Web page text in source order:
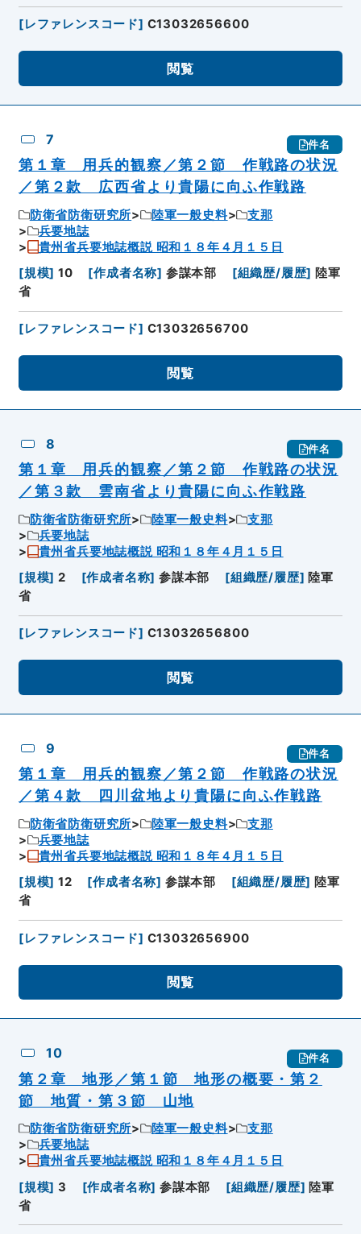
[レファレンスコード] C13032656600
閲覧
7 件名
第１章 用兵的観察／第２節 作戦路の状況
／第２款 広西省より貴陽に向ふ作戦路
防衛省防衛研究所 陸軍一般史料
支那
兵要地誌
貴州省兵要地誌概説 昭和１８年４月１５日
[規模] 10 [作成者名称] 参謀本部 [組織歴/履歴] 陸軍
省
[レファレンスコード] C13032656700
閲覧
8 件名
第１章 用兵的観察／第２節 作戦路の状況
／第３款 雲南省より貴陽に向ふ作戦路
防衛省防衛研究所 陸軍一般史料
支那
兵要地誌
貴州省兵要地誌概説 昭和１８年４月１５日
[規模] 2 [作成者名称] 参謀本部 [組織歴/履歴] 陸軍
省
[レファレンスコード] C13032656800
閲覧
9 件名
第１章 用兵的観察／第２節 作戦路の状況
／第４款 四川盆地より貴陽に向ふ作戦路
防衛省防衛研究所 陸軍一般史料
支那
兵要地誌
貴州省兵要地誌概説 昭和１８年４月１５日
[規模] 12 [作成者名称] 参謀本部 [組織歴/履歴] 陸軍
省
[レファレンスコード] C13032656900
閲覧
10 件名
第２章 地形／第１節 地形の概要・第２
節 地質・第３節 山地
防衛省防衛研究所 陸軍一般史料
支那
兵要地誌
貴州省兵要地誌概説 昭和１８年４月１５日
[規模] 3 [作成者名称] 参謀本部 [組織歴/履歴] 陸軍
省